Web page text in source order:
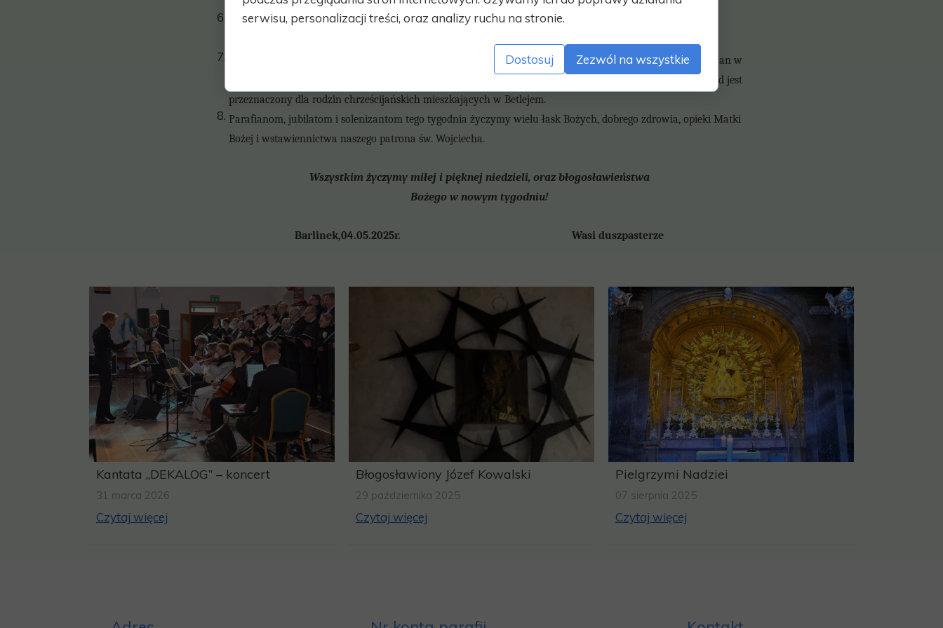
Dziękujemy za ofiary składane na utrzymanie kościoła, parafii oraz za każdy przejaw Waszej dobroci i
W niedzielę 11 maja 2025r. s. Krzysztofa ze Zgromadzenia Sióstr Pasterek opowie o życiu i sytuacji chrześcijan w
Betlejem. Będzie można również kupić dewocjonalia z drewna oliwnego wykonane w Ziemi Świętej. Dochód jest
przeznaczony dla rodzin chrześcijańskich mieszkających w Betlejem.
Parafianom, jubilatom i solenizantom tego tygodnia życzymy wielu łask Bożych, dobrego zdrowia, opieki Matki
Bożej i wstawiennictwa naszego patrona św. Wojciecha.
Wszystkim życzymy miłej i pięknej niedzieli, oraz błogosławieństwa
Bożego w nowym tygodniu!
Barlinek,04.05.2025r. Wasi duszpasterze
Kantata „DEKALOG” – koncert
31 marca 2026
Czytaj więcej
Błogosławiony Józef Kowalski
29 października 2025
Czytaj więcej
Pielgrzymi Nadziei
07 sierpnia 2025
Czytaj więcej
serwisu, personalizacji treści, oraz analizy ruchu na stronie.
Dostosuj Zezwól na wszystkie